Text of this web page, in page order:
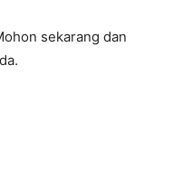
sekarang dan